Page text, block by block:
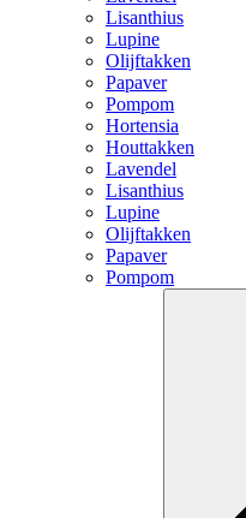
Lisanthius
Lupine
Olijftakken
Papaver
Pompom
Hortensia
Houttakken
Lavendel
Lisanthius
Lupine
Olijftakken
Papaver
Pompom